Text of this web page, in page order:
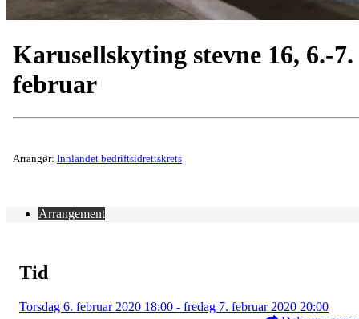
Karusellskyting stevne 16, 6.-7.
februar
Arrangør: Innlandet bedriftsidrettskrets
Arrangement
Tid
Torsdag 6. februar 2020 18:00 - fredag 7. februar 2020 20:00